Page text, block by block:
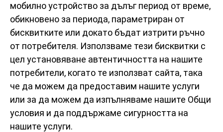
мобилно устройство за дълъг период от време,
обикновено за периода, параметриран от
бисквитките или докато бъдат изтрити ръчно
от потребителя. Използваме тези бисквитки с
цел установяване автентичността на нашите
потребители, когато те използват сайта, така
че да можем да предоставим нашите услуги
или за да можем да изпълняваме нашите Общи
условия и да поддържаме сигурността на
нашите услуги.